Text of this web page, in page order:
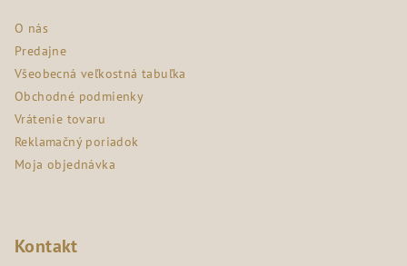
O nás
Predajne
Všeobecná veľkostná tabuľka
Obchodné podmienky
Vrátenie tovaru
Reklamačný poriadok
Moja objednávka
Kontakt